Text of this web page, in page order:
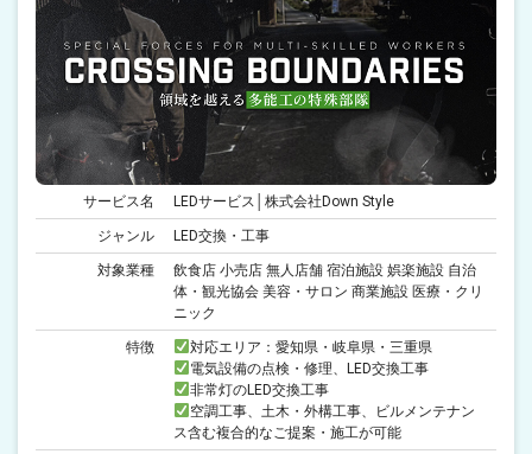
サービス名 LEDサービス│株式会社Down Style
ジャンル LED交換・工事
対象業種
飲食店 小売店 無人店舗 宿泊施設 娯楽施設 自治
体・観光協会 美容・サロン 商業施設 医療・クリ
ニック
特徴
対応エリア：愛知県・岐阜県・三重県
電気設備の点検・修理、LED交換工事
非常灯のLED交換工事
空調工事、土木・外構工事、ビルメンテナン
ス含む複合的なご提案・施工が可能